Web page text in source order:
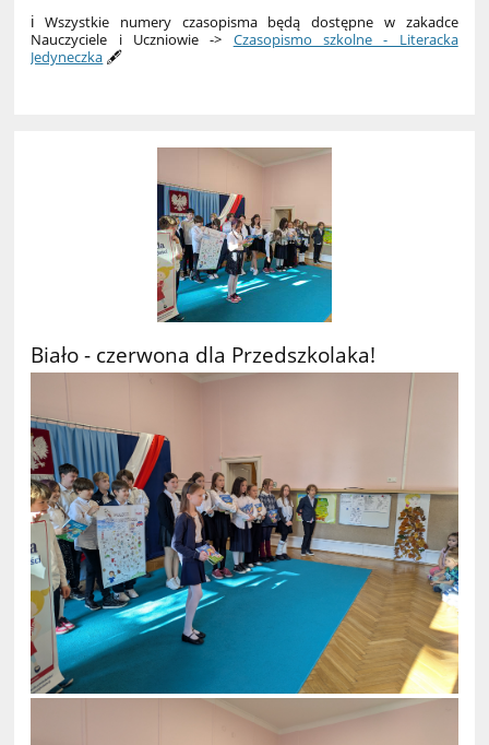
ℹ️ Wszystkie numery czasopisma będą dostępne w zakadce
Nauczyciele i Uczniowie -> Czasopismo szkolne - Literacka
Jedyneczka 🖋️
Biało - czerwona dla Przedszkolaka!